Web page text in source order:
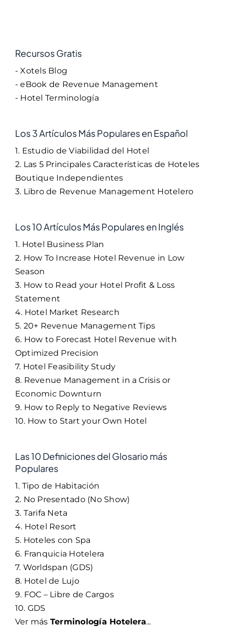
Recursos Gratis
- Xotels Blog
- eBook de Revenue Management
- Hotel Terminología
Los 3 Artículos Más Populares en Español
1. Estudio de Viabilidad del Hotel
2. Las 5 Principales Características de Hoteles
Boutique Independientes
3. Libro de Revenue Management Hotelero
Los 10 Artículos Más Populares en Inglés
1. Hotel Business Plan
2. How To Increase Hotel Revenue in Low
Season
3. How to Read your Hotel Profit & Loss
Statement
4. Hotel Market Research
5. 20+ Revenue Management Tips
6. How to Forecast Hotel Revenue with
Optimized Precision
7. Hotel Feasibility Study
8. Revenue Management in a Crisis or
Economic Downturn
9. How to Reply to Negative Reviews
10. How to Start your Own Hotel
Las 10 Definiciones del Glosario más
Populares
1. Tipo de Habitación
2. No Presentado (No Show)
3. Tarifa Neta
4. Hotel Resort
5. Hoteles con Spa
6. Franquicia Hotelera
7. Worldspan (GDS)
8. Hotel de Lujo
9. FOC – Libre de Cargos
10. GDS
Ver más Terminología Hotelera...